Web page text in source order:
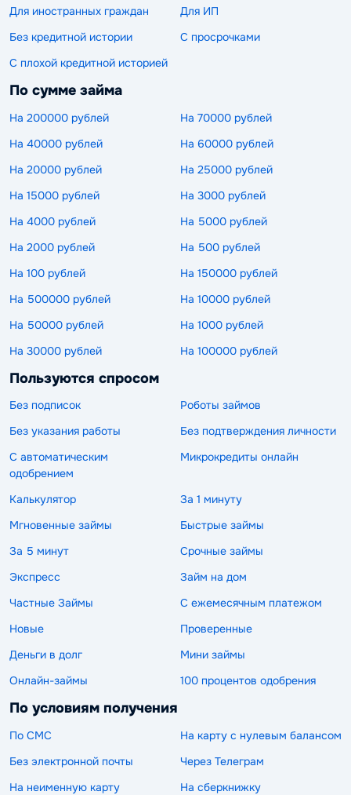
Для иностранных граждан
Для ИП
Без кредитной истории
С просрочками
С плохой кредитной историей
По сумме займа
На 200000 рублей
На 70000 рублей
На 40000 рублей
На 60000 рублей
На 20000 рублей
На 25000 рублей
На 15000 рублей
На 3000 рублей
На 4000 рублей
На 5000 рублей
На 2000 рублей
На 500 рублей
На 100 рублей
На 150000 рублей
На 500000 рублей
На 10000 рублей
На 50000 рублей
На 1000 рублей
На 30000 рублей
На 100000 рублей
Пользуются спросом
Без подписок
Роботы займов
Без указания работы
Без подтверждения личности
С автоматическим
одобрением
Микрокредиты онлайн
Калькулятор
За 1 минуту
Мгновенные займы
Быстрые займы
За 5 минут
Срочные займы
Экспресс
Займ на дом
Частные Займы
С ежемесячным платежом
Новые
Проверенные
Деньги в долг
Мини займы
Онлайн-займы
100 процентов одобрения
По условиям получения
По СМС
На карту с нулевым балансом
Без электронной почты
Через Телеграм
На неименную карту
На сберкнижку